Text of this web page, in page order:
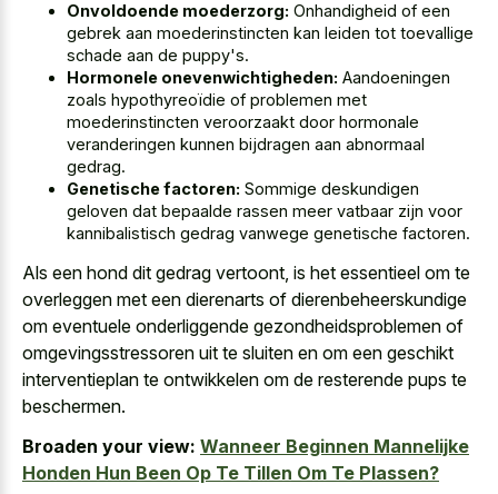
Onvoldoende moederzorg: Onhandigheid of een
gebrek aan moederinstincten kan leiden tot toevallige
schade aan de puppy's.
Hormonele onevenwichtigheden: Aandoeningen
zoals hypothyreoïdie of problemen met
moederinstincten veroorzaakt door hormonale
veranderingen kunnen bijdragen aan abnormaal
gedrag.
Genetische factoren: Sommige deskundigen
geloven dat bepaalde rassen meer vatbaar zijn voor
kannibalistisch gedrag vanwege genetische factoren.
Als een hond dit gedrag vertoont, is het essentieel om te
overleggen met een dierenarts of dierenbeheerskundige
om eventuele onderliggende gezondheidsproblemen of
omgevingsstressoren uit te sluiten en om een geschikt
interventieplan te ontwikkelen om de resterende pups te
beschermen.
Broaden your view: Wanneer Beginnen Mannelijke
Honden Hun Been Op Te Tillen Om Te Plassen?